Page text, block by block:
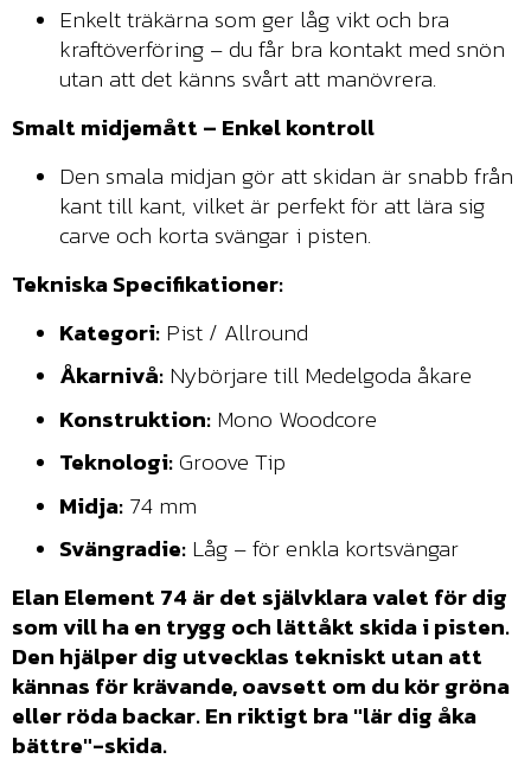
Enkelt träkärna som ger låg vikt och bra
kraftöverföring – du får bra kontakt med snön
utan att det känns svårt att manövrera.
Smalt midjemått – Enkel kontroll
Den smala midjan gör att skidan är snabb från
kant till kant, vilket är perfekt för att lära sig
carve och korta svängar i pisten.
Tekniska Specifikationer:
Kategori: Pist / Allround
Åkarnivå: Nybörjare till Medelgoda åkare
Konstruktion: Mono Woodcore
Teknologi: Groove Tip
Midja: 74 mm
Svängradie: Låg – för enkla kortsvängar
Elan Element 74 är det självklara valet för dig
som vill ha en trygg och lättåkt skida i pisten.
Den hjälper dig utvecklas tekniskt utan att
kännas för krävande, oavsett om du kör gröna
eller röda backar. En riktigt bra "lär dig åka
bättre"-skida.